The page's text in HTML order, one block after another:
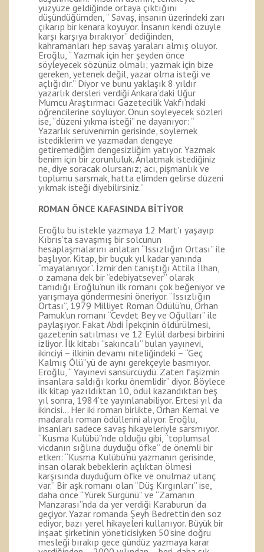
yüzyüze geldiğinde ortaya çıktığını
düşündüğümden, “ Savaş, insanın üzerindeki zarı
çıkarıp bir kenara koyuyor. İnsanın kendi özüyle
karşı karşıya bırakıyor” dediğinden,
kahramanları hep savaş yaraları almış oluyor.
Eroğlu, “ Yazmak için her şeyden önce
söyleyecek sözünüz olmalı; yazmak için bize
gereken, yetenek değil, yazar olma isteği ve
açlığıdır.” Diyor ve bunu yaklaşık 8 yıldır
yazarlık dersleri verdiği Ankara’daki Uğur
Mumcu Araştırmacı Gazetecilik Vakfı’ndaki
öğrencilerine söylüyor. Onun söyleyecek sözleri
ise, “düzeni yıkma isteği” ne dayanıyor: “
Yazarlık serüvenimin gerisinde, söylemek
istediklerim ve yazmadan dengeye
getiremediğim dengesizliğim yatıyor. Yazmak
benim için bir zorunluluk. Anlatmak istediğiniz
ne, diye soracak olursanız; acı, pişmanlık ve
toplumu sarsmak, hatta elimden gelirse düzeni
yıkmak isteği diyebilirsiniz.”
ROMAN ÖNCE KAFASINDA BİTİYOR
Eroğlu bu istekle yazmaya 12 Mart’ı yaşayıp
Kıbrıs’ta savaşmış bir solcunun
hesaplaşmalarını anlatan “Issızlığın Ortası” ile
başlıyor. Kitap, bir buçuk yıl kadar yanında
“mayalanıyor”. İzmir’den tanıştığı Attila İlhan,
o zamana dek bir “edebiyatsever” olarak
tanıdığı Eroğlu’nun ilk romanı çok beğeniyor ve
yarışmaya göndermesini öneriyor. “Issızlığın
Ortası”, 1979 Milliyet Roman Ödülü’nü, Orhan
Pamuk’un romanı “Cevdet Bey ve Oğulları” ile
paylaşıyor. Fakat Abdi İpekçinin öldürülmesi,
gazetenin satılması ve 12 Eylül darbesi birbirini
izliyor. İlk kitabı “sakıncalı” bulan yayınevi,
ikinciyi – ilkinin devamı niteliğindeki – “Geç
Kalmış Ölü”yü de aynı gerekçeyle basmıyor.
Eroğlu, “ Yayınevi sansürcüydü. Zaten faşizmin
insanlara saldığı korku önemlidir” diyor. Böylece
ilk kitap yazıldıktan 10, ödül kazandıktan beş
yıl sonra, 1984’te yayınlanabiliyor. Ertesi yıl da
ikincisi… Her iki roman birlikte, Orhan Kemal ve
madaralı roman ödüllerini alıyor. Eroğlu,
insanları sadece savaş hikayeleriyle sarsmıyor.
“Kusma Kulübü”nde olduğu gibi, “toplumsal
vicdanın sığlına duyduğu öfke” de önemli bir
etken: “Kusma Kulübü’nü yazmanın gerisinde,
insan olarak bebeklerin açlıktan ölmesi
karşısında duyduğum öfke ve onulmaz utanç
var.” Bir aşk romanı olan “Düş Kırgınları” ise,
daha önce “Yürek Sürgünü” ve “Zamanın
Manzarası”nda da yer verdiği Karaburun ‘da
geçiyor. Yazar romanda Şeyh Bedrettin’den söz
ediyor, bazı yerel hikayeleri kullanıyor. Büyük bir
inşaat şirketinin yöneticisiyken 50’sine doğru
mesleği bırakıp gece gündüz yazmaya karar